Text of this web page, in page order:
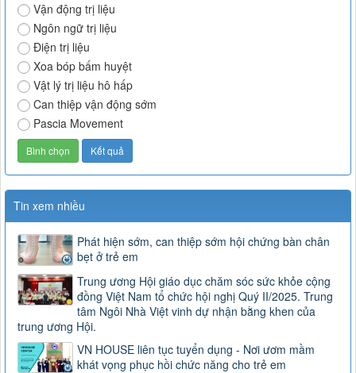
Vận động trị liệu
Ngôn ngữ trị liệu
Điện trị liệu
Xoa bóp bấm huyệt
Vật lý trị liệu hô hấp
Can thiệp vận động sớm
Pascia Movement
Tin xem nhiều
Phát hiện sớm, can thiệp sớm hội chứng bàn chân
bẹt ở trẻ em
Trung ương Hội giáo dục chăm sóc sức khỏe cộng
đồng Việt Nam tổ chức hội nghị Quý II/2025. Trung
tâm Ngôi Nhà Việt vinh dự nhận bằng khen của
trung ương Hội.
VN HOUSE liên tục tuyển dụng - Nơi ươm mầm
khát vọng phục hồi chức năng cho trẻ em